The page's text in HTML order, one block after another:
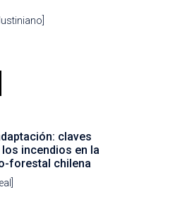
claves
incendios en la
forestal chilena